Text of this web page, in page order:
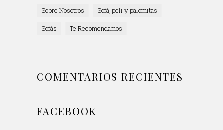
Sobre Nosotros
Sofá, peli y palomitas
Sofás
Te Recomendamos
COMENTARIOS RECIENTES
FACEBOOK